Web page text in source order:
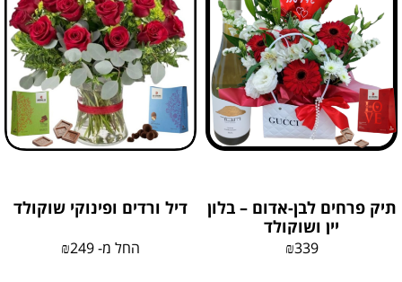
תיק פרחים לבן-אדום – בלון
יין ושוקולד
₪339
דיל ורדים ופינוקי שוקולד
החל מ- ₪249